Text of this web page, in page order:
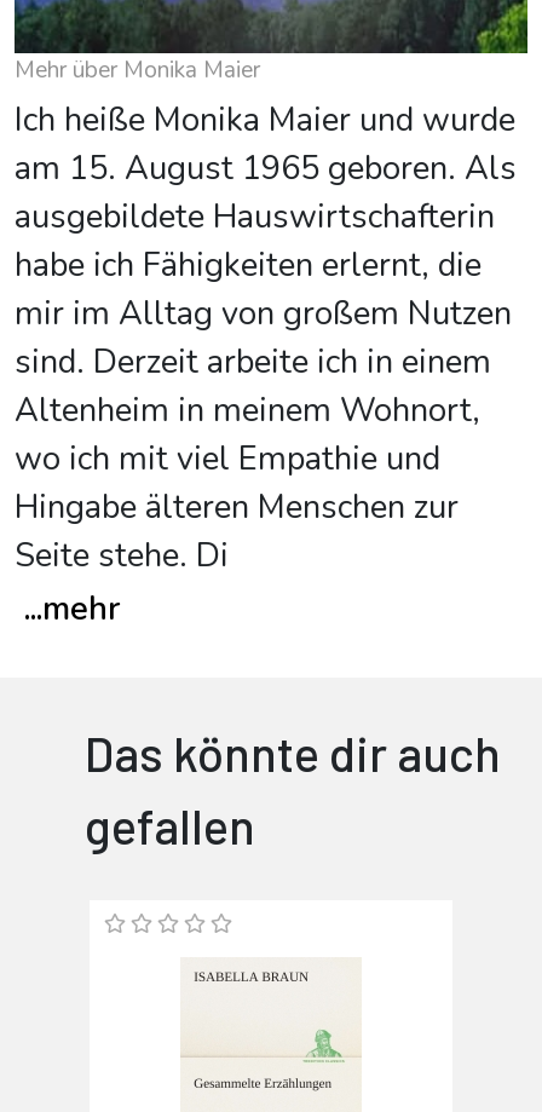
Mehr über Monika Maier
Ich heiße Monika Maier und wurde
am 15. August 1965 geboren. Als
ausgebildete Hauswirtschafterin
habe ich Fähigkeiten erlernt, die
mir im Alltag von großem Nutzen
sind. Derzeit arbeite ich in einem
Altenheim in meinem Wohnort,
wo ich mit viel Empathie und
Hingabe älteren Menschen zur
Seite stehe. Di
...mehr
Das könnte dir auch
gefallen